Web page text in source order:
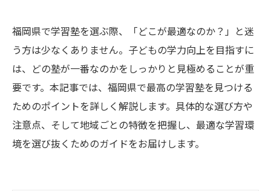
福岡県で学習塾を選ぶ際、「どこが最適なのか？」と迷
う方は少なくありません。子どもの学力向上を目指すに
は、どの塾が一番なのかをしっかりと見極めることが重
要です。本記事では、福岡県で最高の学習塾を見つける
ためのポイントを詳しく解説します。具体的な選び方や
注意点、そして地域ごとの特徴を把握し、最適な学習環
境を選び抜くためのガイドをお届けします。